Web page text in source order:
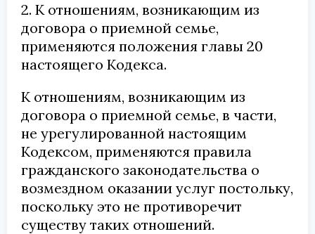
2. К отношениям, возникающим из
договора о приемной семье,
применяются положения главы 20
настоящего Кодекса.
К отношениям, возникающим из
договора о приемной семье, в части,
не урегулированной настоящим
Кодексом, применяются правила
гражданского законодательства о
возмездном оказании услуг постольку,
поскольку это не противоречит
существу таких отношений.